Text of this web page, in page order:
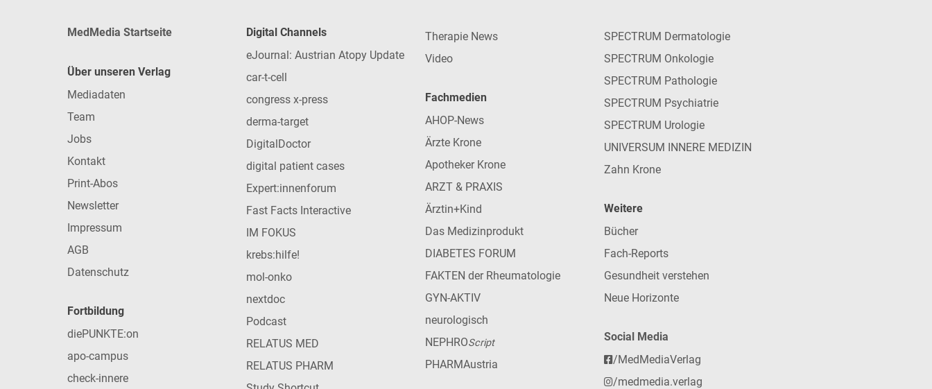
MedMedia Startseite
Über unseren Verlag
Mediadaten
Team
Jobs
Kontakt
Print-Abos
Newsletter
Impressum
AGB
Datenschutz
Fortbildung
diePUNKTE:on
apo-campus
check-innere
Digital Channels
eJournal: Austrian Atopy Update
car-t-cell
congress x-press
derma-target
DigitalDoctor
digital patient cases
Expert:innenforum
Fast Facts Interactive
IM FOKUS
krebs:hilfe!
mol-onko
nextdoc
Podcast
RELATUS MED
RELATUS PHARM
Therapie News
Video
Fachmedien
AHOP-News
Ärzte Krone
Apotheker Krone
ARZT & PRAXIS
Ärztin+Kind
Das Medizinprodukt
DIABETES FORUM
FAKTEN der Rheumatologie
GYN-AKTIV
neurologisch
NEPHROScript
PHARMAustria
SPECTRUM Dermatologie
SPECTRUM Onkologie
SPECTRUM Pathologie
SPECTRUM Psychiatrie
SPECTRUM Urologie
UNIVERSUM INNERE MEDIZIN
Zahn Krone
Weitere
Bücher
Fach-Reports
Gesundheit verstehen
Neue Horizonte
Social Media
/MedMediaVerlag
/medmedia.verlag